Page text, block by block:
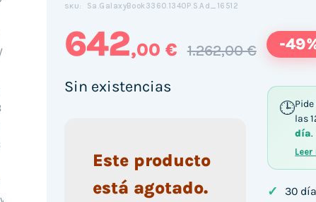
SKU: Sa.GalaxyBook3360.1340P.S.Ad_16512
642,00 € 1.262,00 € -
Sin existencias
Este producto
está agotado.
las
día.
✓ 30